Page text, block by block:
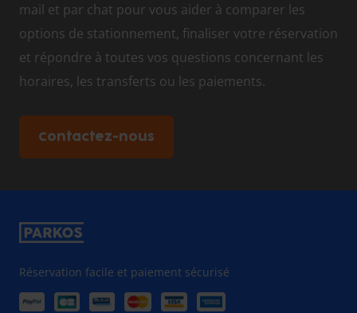
mail et par chat pour vous aider à comparer les
options de stationnement, finaliser votre réservation
et répondre à toutes vos questions concernant les
horaires, les transferts ou les paiements.
Contactez-nous
Réservation facile et paiement sécurisé